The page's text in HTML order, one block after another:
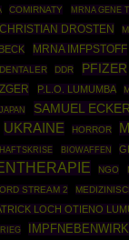
COMIRNATY MRNA GENE
CHRISTIAN DROSTEN
MRNA IMFPSTOFF
DDR PFIZER
P.L.O. LUMUMBA
JAPAN SAMUEL
UKRAINE HORROR
BIOWAFFEN
NGO
STREAM 2
LOCH OTIENO